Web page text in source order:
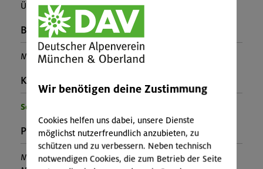
Übernachtung oder Skipass an.)
Buchungscode:
MUC-25-1527
Kontakt Veranstalter:
Sektion München
Preise:
Mitglieder:
96,00 €
Wir benötigen deine Zustimmung
Cookies helfen uns dabei, unsere Dienste
möglichst nutzerfreundlich anzubieten, zu
schützen und zu verbessern. Neben technisch
notwendigen Cookies, die zum Betrieb der Seite